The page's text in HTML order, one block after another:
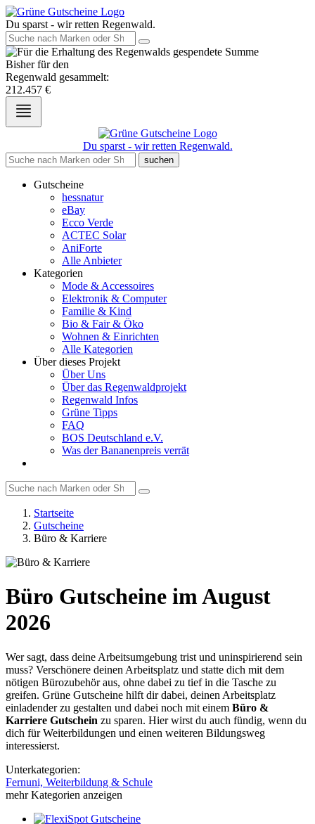
Du sparst - wir retten Regenwald.
Bisher für den
Regenwald gesammelt:
212.457 €
Du sparst - wir retten Regenwald.
suchen
Gutscheine
hessnatur
eBay
Ecco Verde
ACTEC Solar
AniForte
Alle Anbieter
Kategorien
Mode & Accessoires
Elektronik & Computer
Familie & Kind
Bio & Fair & Öko
Wohnen & Einrichten
Alle Kategorien
Über dieses Projekt
Über Uns
Über das Regenwaldprojekt
Regenwald Infos
Grüne Tipps
FAQ
BOS Deutschland e.V.
Was der Bananenpreis verrät
Startseite
Gutscheine
Büro & Karriere
Büro Gutscheine im August
2026
Wer sagt, dass deine Arbeitsumgebung trist und uninspirierend sein
muss? Verschönere deinen Arbeitsplatz und statte dich mit dem
nötigen Bürozubehör aus, ohne dabei zu tief in die Tasche zu
greifen. Grüne Gutscheine hilft dir dabei, deinen Arbeitsplatz
einladender zu gestalten und dabei noch mit einem Büro &
Karriere Gutschein zu sparen. Hier wirst du auch fündig, wenn du
dich für Weiterbildungen und einen weiteren Bildungsweg
interessierst.
Unterkategorien:
Fernuni, Weiterbildung & Schule
mehr Kategorien anzeigen